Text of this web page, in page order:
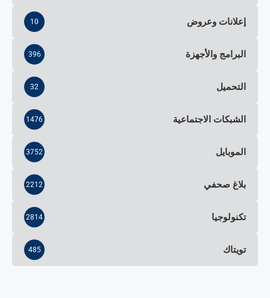
إعلانات وعروض 10
البرامج والأجهزة 396
التحميل 32
الشبكات الاجتماعية 1476
الموبايل 3752
بلاغ صحفي 2212
تكنولوجيا 2814
تويتاك 485